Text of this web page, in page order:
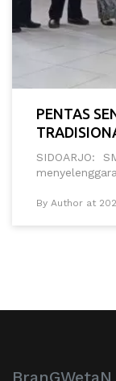
PENTAS
SIDOARJO:
By Author at
BranGWetaN